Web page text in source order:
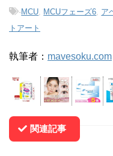
-MCU MCUフェーズ6 ア
トアート
執筆者： mavesoku.com
関連記事